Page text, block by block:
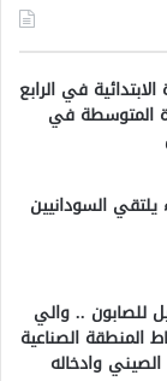
في الرابع
المتوسطة في
السودانيين
للصابون .. والي
المنطقة الصناعية
وادخاله